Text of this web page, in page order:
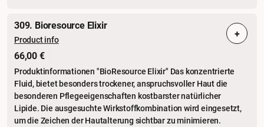
309. Bioresource Elixir
Product info
66,00 €
Produktinformationen "BioResource Elixir" Das konzentrierte
Fluid, bietet besonders trockener, anspruchsvoller Haut die
besonderen Pflegeeigenschaften kostbarster natürlicher
Lipide. Die ausgesuchte Wirkstoffkombination wird eingesetzt,
um die Zeichen der Hautalterung sichtbar zu minimieren.
+